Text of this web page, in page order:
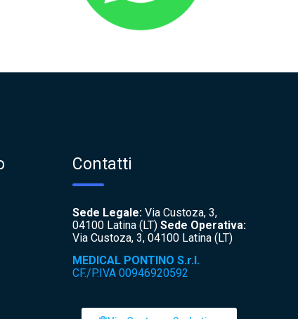
Contatti
Sede Legale:Via Custoza, 3,
04100 Latina (LT) Sede Operativa:
Via Custoza, 3, 04100 Latina (LT)
MEDICAL PONTINO S.r.l.
CF./P.IVA 00946920592